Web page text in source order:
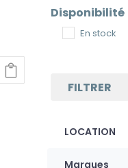
Disponibilité
En stock
FILTRER
LOCATION
Marques